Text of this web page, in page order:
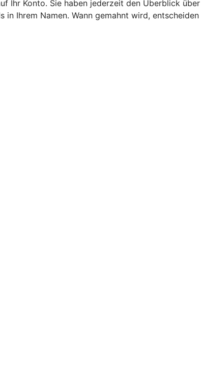
Ihr Konto. Sie haben jederzeit den Überblick über
Ihrem Namen. Wann gemahnt wird, entscheiden